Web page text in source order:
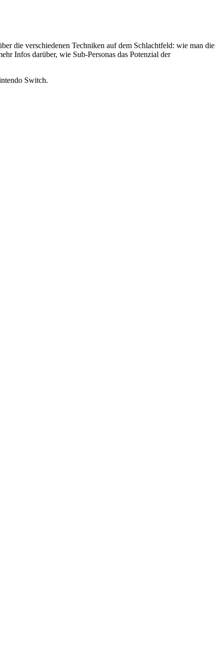
die verschiedenen Techniken auf dem Schlachtfeld: wie man die
Infos darüber, wie Sub-Personas das Potenzial der
Switch.